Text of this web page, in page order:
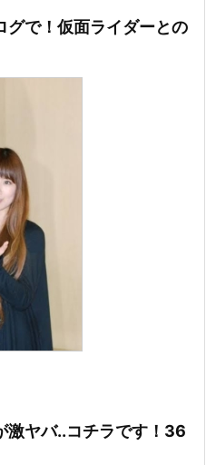
グで！仮面ライダーとの
激ヤバ..コチラです！36